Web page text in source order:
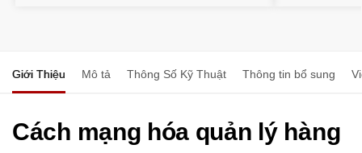
Giới Thiệu Mô tả Thông Số Kỹ Thuật Thông tin bổ sung
Cách mạng hóa quản lý hàng